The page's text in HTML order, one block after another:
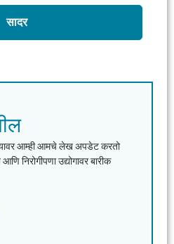
सादर
आम्ही आमचे लेख अपडेट करतो
निरोगीपणा उद्योगावर बारीक